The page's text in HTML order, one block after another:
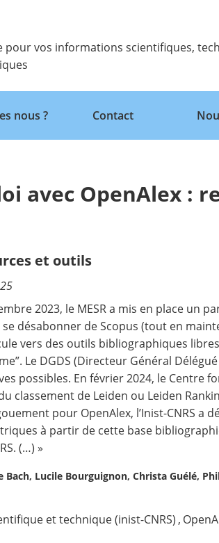
pour vos informations scientifiques,
Retour
nous ? Contact
avec OpenAlex :
et outils
2023, le MESR a mis en place un
désabonner de Scopus (tout en
vers des outils bibliographiques
Le DGDS (Directeur Général
possibles. En février 2024, le Centre
classement de Leiden ou Leiden
pour OpenAlex, l’Inist-CNRS
à partir de cette base
(…) »
Bach, Lucile Bourguignon, Christa Guélé,
et technique (inist-CNRS) ,